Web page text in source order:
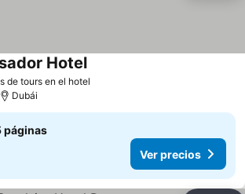
de tours en el hotel
HotelVer precios
Dubái
páginas
Ver precios